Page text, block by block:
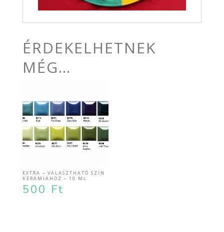
ÉRDEKELHETNEK
MÉG…
EXTRA – VÁLASZTHATÓ SZÍN
KERÁMIÁHOZ – 10 ML
500 Ft